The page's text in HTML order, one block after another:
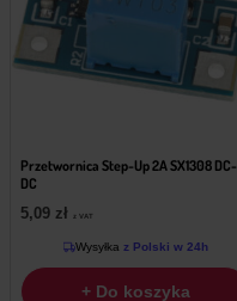
Przetwornica Step-Up 2A SX1308 DC-
DC
5,09 zł z VAT
Wysyłka z Polski w 24h
+ Do koszyka